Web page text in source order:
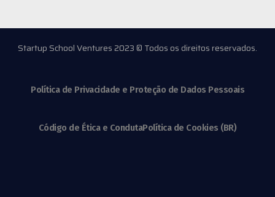
Startup School Ventures 2023 © Todos os direitos reservados.
Política de Privacidade e Proteção de Dados Pessoais
Código de Ética e CondutaPolítica de Cookies (BR)